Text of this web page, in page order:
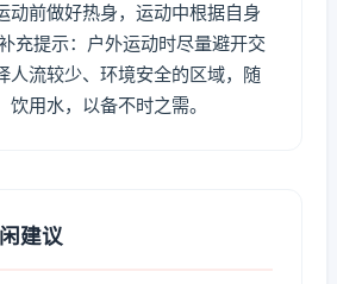
动前做好热身，运动中根据自身
充提示：户外运动时尽量避开交
人流较少、环境安全的区域，随
饮用水，以备不时之需。
建议